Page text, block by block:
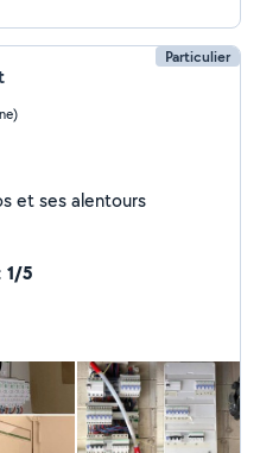
Particulier
et ses alentours
1/5